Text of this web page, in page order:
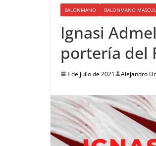
BALONMANO BALONMANO
Ignasi
portería del
3 de julio de 2021 Alejandro